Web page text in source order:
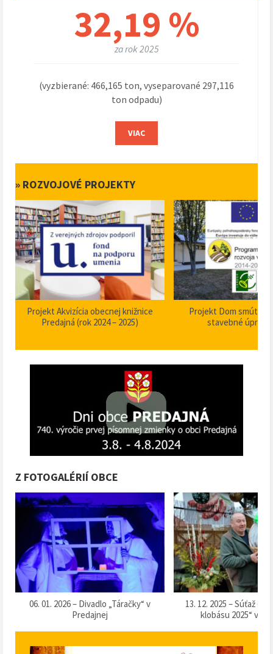
32,19 %
za rok 2025
(vyzbierané: 466,165 ton, vyseparované 297,116
ton odpadu)
VIAC
» ROZVOJOVÉ PROJEKTY
Projekt Dom smútku Predajná –
stavebné úpravy 2025
Zabezpečenie zvýšenia
plynulosti premávky –
Z FOTOGALÉRIÍ OBCE
13. 12. 2025 – Súťaž o „Naj domácu
klobásu 2025“ v Predajnej
07. 12. 2025 – Vítanie